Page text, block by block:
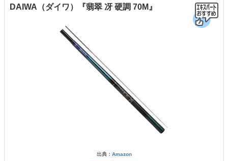
DAIWA（ダイワ）『翡翠 冴 硬調 70M』
出典： Amazon